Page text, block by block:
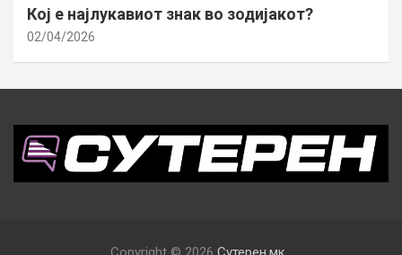
Кој е најлукавиот знак во зодијакот?
02/04/2026